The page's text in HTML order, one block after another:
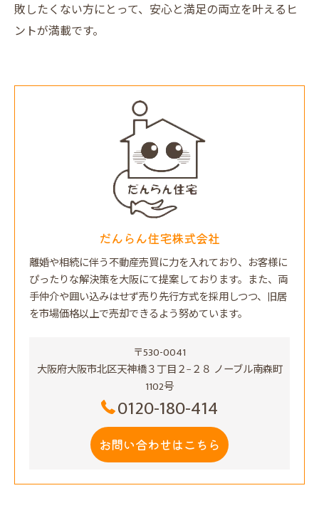
敗したくない方にとって、安心と満足の両立を叶えるヒ
ントが満載です。
だんらん住宅株式会社
離婚や相続に伴う不動産売買に力を入れており、お客様に
ぴったりな解決策を大阪にて提案しております。また、両
手仲介や囲い込みはせず売り先行方式を採用しつつ、旧居
を市場価格以上で売却できるよう努めています。
〒530-0041
大阪府大阪市北区天神橋３丁目２−２８ ノーブル南森町
1102号
0120-180-414
お問い合わせはこちら